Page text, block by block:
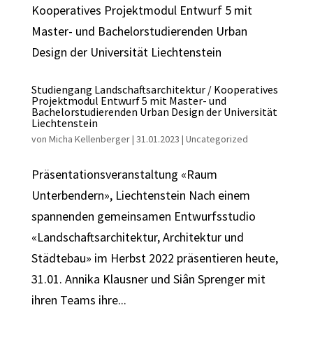
Studiengang Landschaftsarchitektur / Kooperatives
Projektmodul Entwurf 5 mit Master- und
Bachelorstudierenden Urban Design der Universität
Liechtenstein
von Micha Kellenberger| 31.01.2023 | Uncategorized
Präsentationsveranstaltung «Raum
Unterbendern», Liechtenstein Nach einem
spannenden gemeinsamen Entwurfsstudio
«Landschaftsarchitektur, Architektur und
Städtebau» im Herbst 2022 präsentieren heute,
31.01. Annika Klausner und Siân Sprenger mit
ihren Teams ihre...